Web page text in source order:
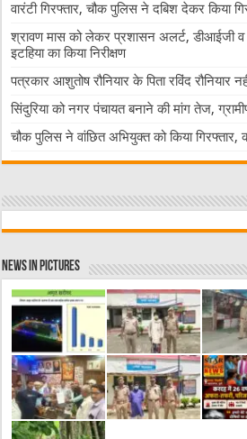
वारंटी गिरफ्तार, चौक पुलिस ने दबिश देकर किया
श्रावण मास को लेकर प्रशासन अलर्ट, डीआईजी व
इटहिया का किया निरीक्षण
पत्रकार आशुतोष रौनियार के पिता रविंद
सिंदुरिया को नगर पंचायत बनाने की मांग तेज,
चौक पुलिस ने वांछित अभियुक्त को किया गिरफ्तार,
News in Pictures